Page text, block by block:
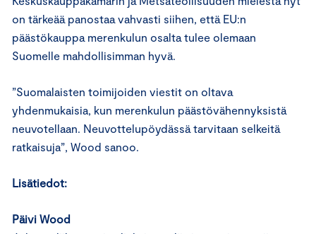
on tärkeää panostaa vahvasti siihen, että EU:n
päästökauppa merenkulun osalta tulee olemaan
Suomelle mahdollisimman hyvä.
”Suomalaisten toimijoiden viestit on oltava
yhdenmukaisia, kun merenkulun päästövähennyksistä
neuvotellaan. Neuvottelupöydässä tarvitaan selkeitä
ratkaisuja”, Wood sanoo.
Lisätiedot:
Päivi Wood